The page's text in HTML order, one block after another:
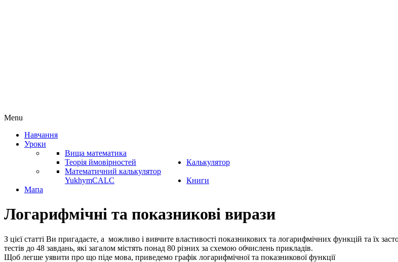
Menu
Навчання
Уроки
Вища математика
Теорія ймовірностей
Калькулятор
Математичний калькулятор
YukhymCALC
Книги
Мапа
Логарифмічні та показникові вирази
З цієї статті Ви пригадаєте, а можливо і вивчите властивості показникових та логарифмічних функцій та їх
тестів до 48 завдань, які загалом містять понад 80 різних за схемою обчислень прикладів.
Щоб легше уявити про що піде мова, приведемо графік логарифмічної та показникової функції